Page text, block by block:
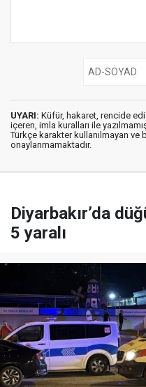
UYARI: Küfür, hakaret, rencide
içeren, imla kuralları ile
Türkçe karakter kullanılmayan ve
onaylanmamaktadır.
Diyarbakır’da
5 yaralı